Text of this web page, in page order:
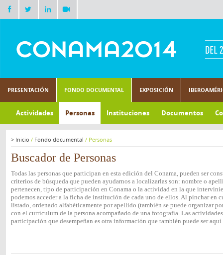
PRESENTACIÓN FONDO DOCUMENTAL EXPOSICIÓN
Actividades Personas Instituciones Documentos
> Inicio / Fondo documental / Personas
Buscador de Personas
Todas las personas que participan en esta edición del Conama, pueden ser
criterios de búsqueda que pueden ayudarnos a localizarlas son: nombre o
pertenecen, tipo de participación en Conama o la actividad en la que
podemos acceder a la ficha de institución de cada uno de ellos. Al pinchar en
listado, ordenado alfabéticamente por apellido (también se puede organizar
con el currículum de la persona acompañado de una fotografía. Las
participación que desempeñan es otra información que también puede ser